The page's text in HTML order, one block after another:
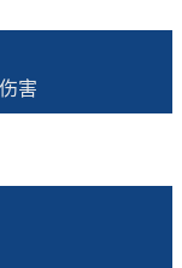
害